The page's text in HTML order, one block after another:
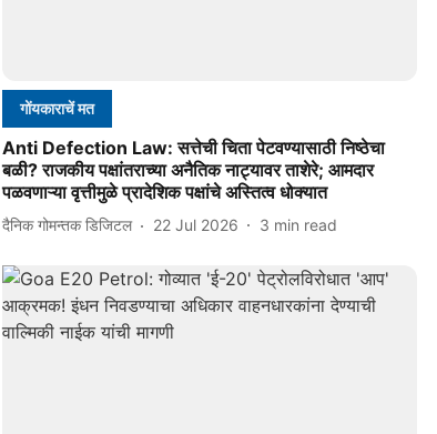
गोंयकाराचें मत
Anti Defection Law: सत्तेची चिता पेटवण्यासाठी निष्ठेचा
बळी? राजकीय पक्षांतराच्या अनैतिक नाट्यावर ताशेरे; आमदार
पळवणाऱ्या वृत्तीमुळे प्रादेशिक पक्षांचे अस्तित्व धोक्यात
दैनिक गोमन्तक डिजिटल 22 Jul 2026 3 min read